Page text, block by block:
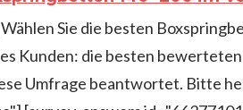
Sie die besten
Kunden: die besten
Umfrage beantwortet. Bitte